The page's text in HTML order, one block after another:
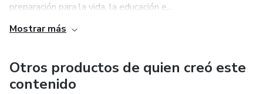
preparación para la vida, la educación e...
Mostrar más
Otros productos de quien creó este
contenido